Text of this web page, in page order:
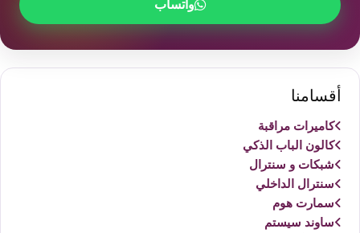
واتساب
أقسامنا
كاميرات مراقبة
كالون الباب الذكي
شبكات و سنترال
سنترال الداخلي
سمارت هوم
ساوند سيستم